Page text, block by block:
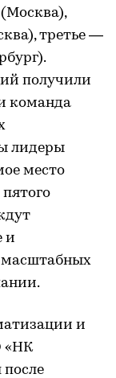
третье —
получили
команда
лидеры
место
и
масштабных
и
«НК
после